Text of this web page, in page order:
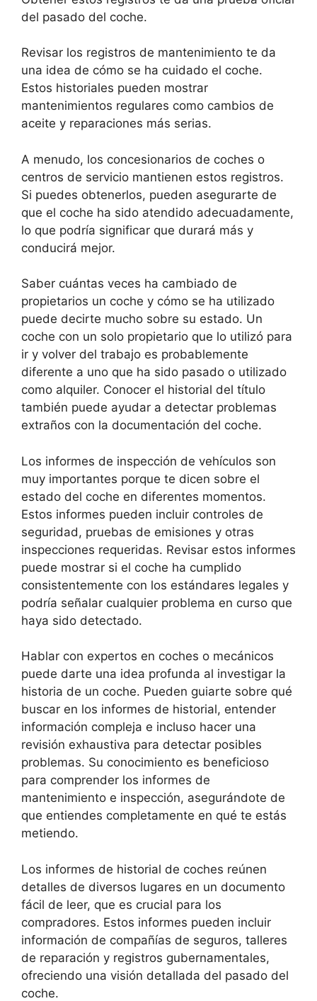
del pasado del coche.
Revisar los registros de mantenimiento te da
una idea de cómo se ha cuidado el coche.
Estos historiales pueden mostrar
mantenimientos regulares como cambios de
aceite y reparaciones más serias.
A menudo, los concesionarios de coches o
centros de servicio mantienen estos registros.
Si puedes obtenerlos, pueden asegurarte de
que el coche ha sido atendido adecuadamente,
lo que podría significar que durará más y
conducirá mejor.
Saber cuántas veces ha cambiado de
propietarios un coche y cómo se ha utilizado
puede decirte mucho sobre su estado. Un
coche con un solo propietario que lo utilizó para
ir y volver del trabajo es probablemente
diferente a uno que ha sido pasado o utilizado
como alquiler. Conocer el historial del título
también puede ayudar a detectar problemas
extraños con la documentación del coche.
Los informes de inspección de vehículos son
muy importantes porque te dicen sobre el
estado del coche en diferentes momentos.
Estos informes pueden incluir controles de
seguridad, pruebas de emisiones y otras
inspecciones requeridas. Revisar estos informes
puede mostrar si el coche ha cumplido
consistentemente con los estándares legales y
podría señalar cualquier problema en curso que
haya sido detectado.
Hablar con expertos en coches o mecánicos
puede darte una idea profunda al investigar la
historia de un coche. Pueden guiarte sobre qué
buscar en los informes de historial, entender
información compleja e incluso hacer una
revisión exhaustiva para detectar posibles
problemas. Su conocimiento es beneficioso
para comprender los informes de
mantenimiento e inspección, asegurándote de
que entiendes completamente en qué te estás
metiendo.
Los informes de historial de coches reúnen
detalles de diversos lugares en un documento
fácil de leer, que es crucial para los
compradores. Estos informes pueden incluir
información de compañías de seguros, talleres
de reparación y registros gubernamentales,
ofreciendo una visión detallada del pasado del
coche.